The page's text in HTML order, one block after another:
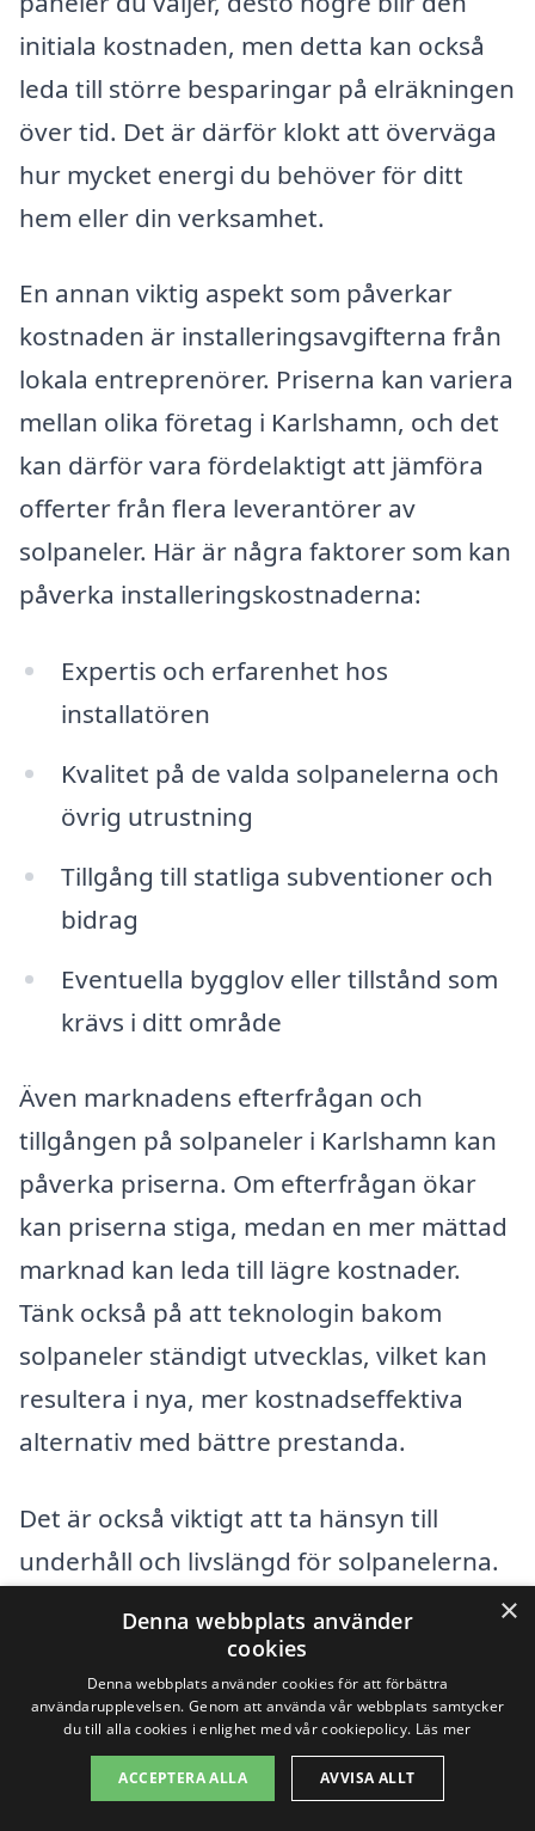
initiala kostnaden, men detta kan också
leda till större besparingar på elräkningen
över tid. Det är därför klokt att överväga
hur mycket energi du behöver för ditt
hem eller din verksamhet.
En annan viktig aspekt som påverkar
kostnaden är installeringsavgifterna från
lokala entreprenörer. Priserna kan variera
mellan olika företag i Karlshamn, och det
kan därför vara fördelaktigt att jämföra
offerter från flera leverantörer av
solpaneler. Här är några faktorer som kan
påverka installeringskostnaderna:
Expertis och erfarenhet hos
installatören
Kvalitet på de valda solpanelerna och
övrig utrustning
Tillgång till statliga subventioner och
bidrag
Eventuella bygglov eller tillstånd som
krävs i ditt område
Även marknadens efterfrågan och
tillgången på solpaneler i Karlshamn kan
påverka priserna. Om efterfrågan ökar
kan priserna stiga, medan en mer mättad
marknad kan leda till lägre kostnader.
Tänk också på att teknologin bakom
solpaneler ständigt utvecklas, vilket kan
resultera i nya, mer kostnadseffektiva
alternativ med bättre prestanda.
Det är också viktigt att ta hänsyn till
underhåll och livslängd för solpanelerna.
En hög initial kostnad kan motiveras av
paneler med längre livslängd och lägre
underhållskostnader. Genom att göra en
noggrann jämförelse mellan olika
alternativ kan du hitta det bästa
×
Denna webbplats använder
cookies
Denna webbplats använder cookies för att förbättra
användarupplevelsen. Genom att använda vår webbplats samtycker
du till alla cookies i enlighet med vår cookiepolicy. Läs mer
ACCEPTERA ALLA AVVISA ALLT